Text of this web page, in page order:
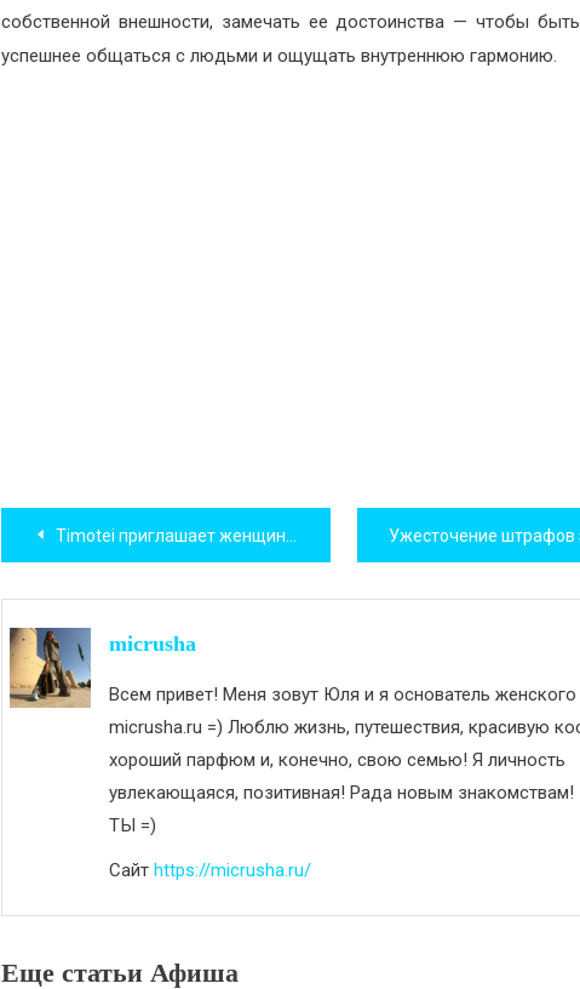
собственной внешности, замечать ее достоинства — чтобы быть
успешнее общаться с людьми и ощущать внутреннюю гармонию.
Навигация
записям
Timotei приглашает женщин в круиз красоты
micrusha
Всем привет! Меня зовут Юля и я основатель женского
micrusha.ru =) Люблю жизнь, путешествия, красивую
хороший парфюм и, конечно, свою семью! Я личность
увлекающаяся, позитивная! Рада новым знакомствам!
ТЫ =)
Сайт https://micrusha.ru/
Еще статьи Афиша